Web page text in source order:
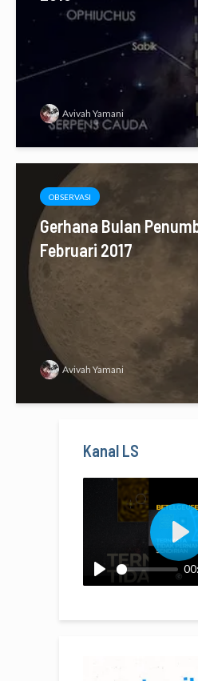
Avivah Yamani
OBSERVASI
Gerhana Bulan
Februari 2017
Avivah Yamani
Kanal LS